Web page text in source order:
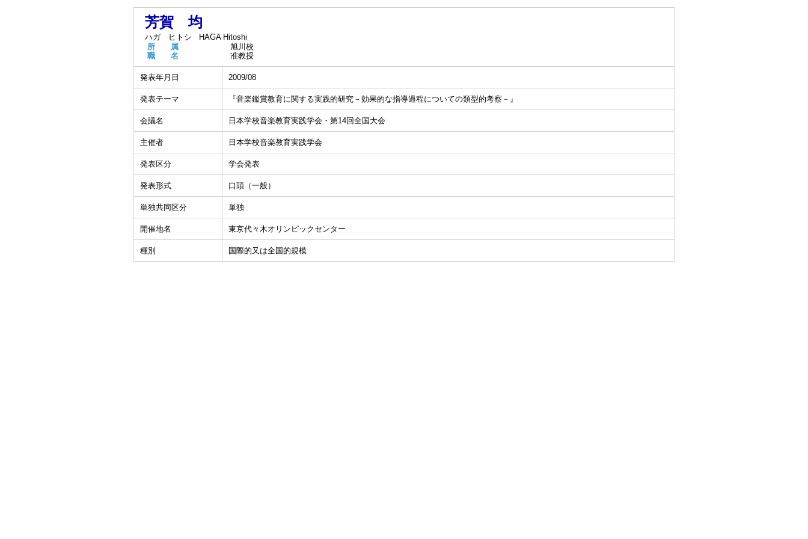
芳賀 均
ハガ ヒトシ
HAGA Hitoshi
所 属
旭川校
職 名
准教授
発表年月日 2009/08
発表テーマ 『音楽鑑賞教育に関する実践的研究－効果的な指導過程についての類型的考察－』
会議名 日本学校音楽教育実践学会・第14回全国大会
主催者 日本学校音楽教育実践学会
発表区分 学会発表
発表形式 口頭（一般）
単独共同区分 単独
開催地名 東京代々木オリンピックセンター
種別 国際的又は全国的規模